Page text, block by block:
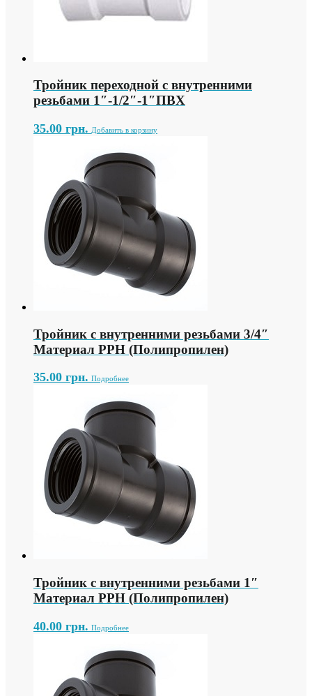
Тройник переходной с внутренними
резьбами 1″-1/2″-1″ПВХ
35.00 грн. Добавить в корзину
Тройник с внутренними резьбами 3/4″
Материал PPH (Полипропилен)
35.00 грн. Подробнее
Тройник с внутренними резьбами 1″
Материал PPH (Полипропилен)
40.00 грн. Подробнее